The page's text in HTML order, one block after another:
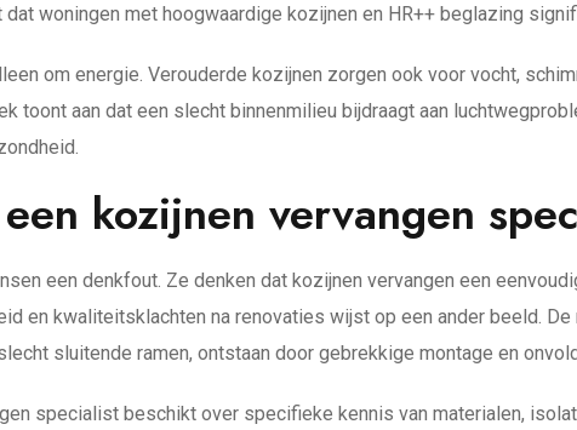
dat woningen met hoogwaardige kozijnen en HR++ beglazing
om energie. Verouderde kozijnen zorgen ook voor vocht,
toont aan dat een slecht binnenmilieu bijdraagt aan
kozijnen vervangen
een denkfout. Ze denken dat kozijnen vervangen een
en kwaliteitsklachten na renovaties wijst op een ander beeld.
sluitende ramen, ontstaan door gebrekkige montage en
specialist beschikt over specifieke kennis van materialen,